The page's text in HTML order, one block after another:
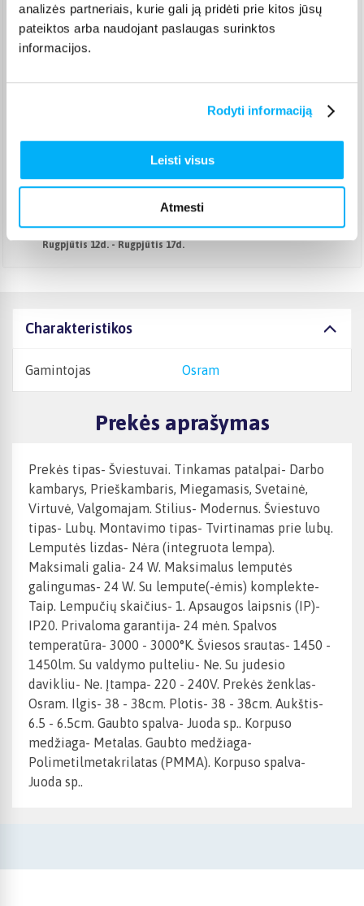
analizės partneriais, kurie gali ją pridėti prie kitos jūsų
pateiktos arba naudojant paslaugas surinktos
informacijos.
Rodyti informaciją
Leisti visus
Atmesti
Omniva paštomatas ( 2,39 €)
Pristato ir šeštadienį
Rugpjūtis 12d. - Rugpjūtis 17d.
Pristato ir šeštadienį
Rugpjūtis 12d. - Rugpjūtis 17d.
Atsiėmimas Veiverių g. 171, Kaunas (1,99 €)
Rugpjūtis 12d. - Rugpjūtis 17d.
Charakteristikos
Gamintojas Osram
Prekės aprašymas
Prekės tipas- Šviestuvai. Tinkamas patalpai- Darbo
kambarys, Prieškambaris, Miegamasis, Svetainė,
Virtuvė, Valgomajam. Stilius- Modernus. Šviestuvo
tipas- Lubų. Montavimo tipas- Tvirtinamas prie lubų.
Lemputės lizdas- Nėra (integruota lempa).
Maksimali galia- 24 W. Maksimalus lemputės
galingumas- 24 W. Su lempute(-ėmis) komplekte-
Taip. Lempučių skaičius- 1. Apsaugos laipsnis (IP)-
IP20. Privaloma garantija- 24 mėn. Spalvos
temperatūra- 3000 - 3000°K. Šviesos srautas- 1450 -
1450lm. Su valdymo pulteliu- Ne. Su judesio
davikliu- Ne. Įtampa- 220 - 240V. Prekės ženklas-
Osram. Ilgis- 38 - 38cm. Plotis- 38 - 38cm. Aukštis-
6.5 - 6.5cm. Gaubto spalva- Juoda sp.. Korpuso
medžiaga- Metalas. Gaubto medžiaga-
Polimetilmetakrilatas (PMMA). Korpuso spalva-
Juoda sp..